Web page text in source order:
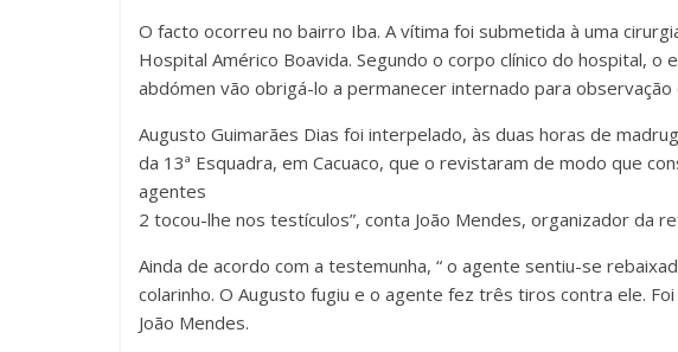
O facto ocorreu no bairro Iba. A vítima foi submetida à uma
Hospital Américo Boavida. Segundo o corpo clínico do hospital,
abdómen vão obrigá-lo a permanecer internado para
Augusto Guimarães Dias foi interpelado, às duas horas de
da 13ª Esquadra, em Cacuaco, que o revistaram de modo que
agentes
2 tocou-lhe nos testículos”, conta João Mendes, organizador da
Ainda de acordo com a testemunha, “ o agente sentiu-se
colarinho. O Augusto fugiu e o agente fez três tiros contra ele.
João Mendes.